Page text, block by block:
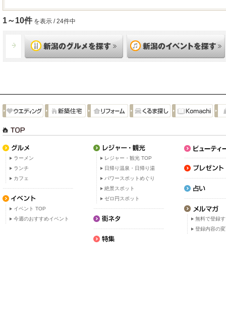
1～10件 を表示 / 24件中
ラーメン
ランチ
カフェ
イベント TOP
今週のおすすめイベント
レジャー・観光 TOP
日帰り温泉・日帰り湯
パワースポットめぐり
絶景スポット
ゼロ円スポット
無料で登録
登録内容の